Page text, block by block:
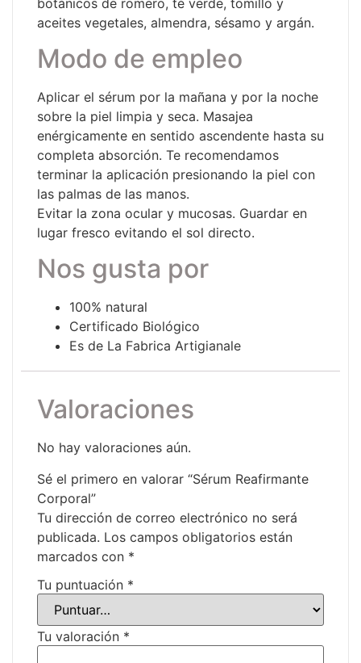
aceites vegetales, almendra, sésamo y argán.
Modo de empleo
Aplicar el sérum por la mañana y por la noche
sobre la piel limpia y seca. Masajea
enérgicamente en sentido ascendente hasta su
completa absorción. Te recomendamos
terminar la aplicación presionando la piel con
las palmas de las manos.
Evitar la zona ocular y mucosas. Guardar en
lugar fresco evitando el sol directo.
Nos gusta por
100% natural
Certificado Biológico
Es de La Fabrica Artigianale
Valoraciones
No hay valoraciones aún.
Sé el primero en valorar “Sérum Reafirmante
Corporal”
Tu dirección de correo electrónico no será
publicada. Los campos obligatorios están
marcados con *
Tu puntuación *
Tu valoración *